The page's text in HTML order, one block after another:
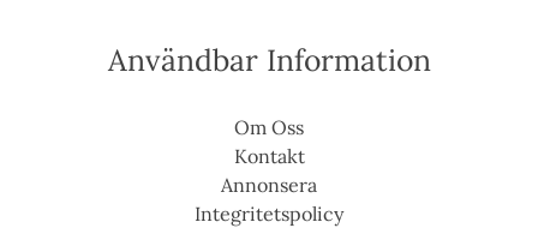
Användbar Information
Om Oss
Kontakt
Annonsera
Integritetspolicy